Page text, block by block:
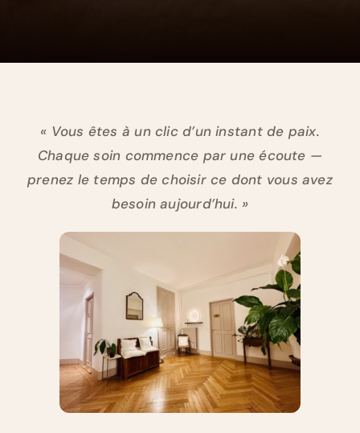
« Vous êtes à un clic d’un instant de paix.
Chaque soin commence par une écoute —
prenez le temps de choisir ce dont vous avez
besoin aujourd’hui. »